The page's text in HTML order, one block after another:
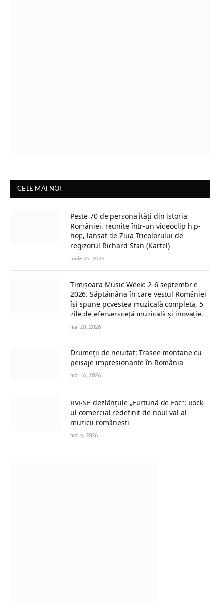
CELE MAI NOI
Peste 70 de personalități din istoria
României, reunite într-un videoclip hip-
hop, lansat de Ziua Tricolorului de
regizorul Richard Stan (Kartel)
iunie 26, 2026
Timișoara Music Week: 2-6 septembrie
2026. Săptămâna în care vestul României
își spune povestea muzicală completă, 5
zile de eferversceță muzicală și inovație.
mai 20, 2026
Drumeții de neuitat: Trasee montane cu
peisaje impresionante în România
mai 16, 2026
RVRSE dezlănțuie „Furtună de Foc”: Rock-
ul comercial redefinit de noul val al
muzicii românești
mai 6, 2026